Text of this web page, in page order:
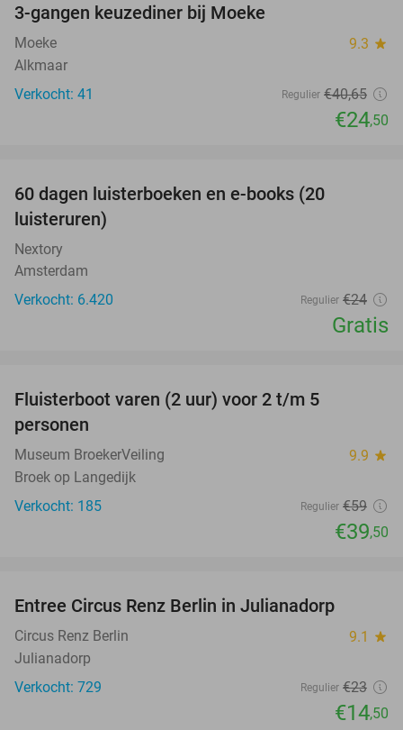
3-gangen keuzediner bij Moeke
Moeke 9.3 star
Alkmaar
Verkocht: 41
Regulier €40,65
€24,50
60 dagen luisterboeken en e-books (20
luisteruren)
Nextory
Amsterdam
Verkocht: 6.420
Regulier €24
Gratis
Fluisterboot varen (2 uur) voor 2 t/m 5
personen
Museum BroekerVeiling 9.9 star
Broek op Langedijk
Verkocht: 185
Regulier €59
€39,50
Entree Circus Renz Berlin in Julianadorp
Circus Renz Berlin 9.1 star
Julianadorp
Verkocht: 729
Regulier €23
€14,50